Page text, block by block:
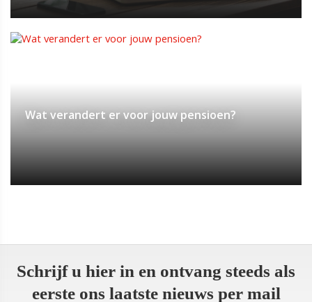
Wat verandert er voor jouw pensioen?
Schrijf u hier in en ontvang steeds als
eerste ons laatste nieuws per mail